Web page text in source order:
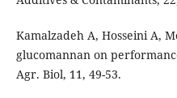
Kamalzadeh A, Hosseini A,
glucomannan on
Agr. Biol, 11, 49-53.